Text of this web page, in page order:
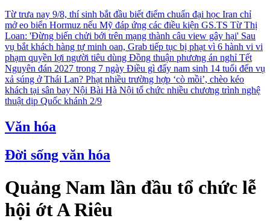
Từ trưa nay 9/8, thí sinh bắt đầu biết điểm chuẩn đại học Iran chỉ
mở eo biển Hormuz nếu Mỹ đáp ứng các điều kiện GS.TS Từ Thị
Loan: 'Đừng biến chửi bới trên mạng thành câu view gây hại' Sau
vụ bắt khách hàng tự minh oan, Grab tiếp tục bị phạt vì 6 hành vi vi
phạm quyền lợi người tiêu dùng Đồng thuận phương án nghỉ Tết
Nguyên đán 2027 trong 7 ngày Điều gì đẩy nam sinh 14 tuổi đến vụ
xả súng ở Thái Lan? Phạt nhiều trường hợp ‘cò mồi’, chèo kéo
khách tại sân bay Nội Bài Hà Nội tổ chức nhiều chương trình nghệ
thuật dịp Quốc khánh 2/9
Văn hóa
Đời sống văn hóa
Quảng Nam lần đầu tổ chức lễ
hội ớt A Riêu